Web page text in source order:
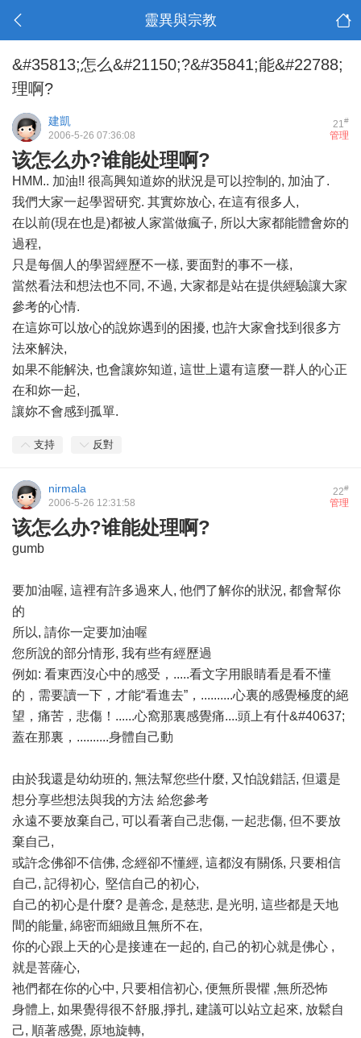
靈異與宗教
&#35813;怎么&#21150;?&#35841;能&#22788;
理啊?
21#
建凱
管理
2006-5-26 07:36:08
该怎么办?谁能处理啊?
HMM.. 加油!! 很高興知道妳的狀況是可以控制的, 加油了.
我們大家一起學習研究. 其實妳放心, 在這有很多人,
在以前(現在也是)都被人家當做瘋子, 所以大家都能體會妳的
過程,
只是每個人的學習經歷不一樣, 要面對的事不一樣,
當然看法和想法也不同, 不過, 大家都是站在提供經驗讓大家
參考的心情.
在這妳可以放心的說妳遇到的困擾, 也許大家會找到很多方
法來解決,
如果不能解決, 也會讓妳知道, 這世上還有這麼一群人的心正
在和妳一起,
讓妳不會感到孤單.
支持 反對
22#
nirmala
管理
2006-5-26 12:31:58
该怎么办?谁能处理啊?
gumb
要加油喔, 這裡有許多過來人, 他們了解你的狀況, 都會幫你
的
所以, 請你一定要加油喔
您所說的部分情形, 我有些有經歷過
例如: 看東西沒心中的感受，.....看文字用眼睛看是看不懂
的，需要讀一下，才能“看進去”，..........心裏的感覺極度的絕
望，痛苦，悲傷！......心窩那裏感覺痛....頭上有什&#40637;
蓋在那裏，..........身體自己動
由於我還是幼幼班的, 無法幫您些什麼, 又怕說錯話, 但還是
想分享些想法與我的方法 給您參考
永遠不要放棄自己, 可以看著自己悲傷, 一起悲傷, 但不要放
棄自己,
或許念佛卻不信佛, 念經卻不懂經, 這都沒有關係, 只要相信
自己, 記得初心, 堅信自己的初心,
自己的初心是什麼? 是善念, 是慈悲, 是光明, 這些都是天地
間的能量, 綿密而細緻且無所不在,
你的心跟上天的心是接連在一起的, 自己的初心就是佛心 ,
就是菩薩心,
祂們都在你的心中, 只要相信初心, 便無所畏懼 ,無所恐怖
身體上, 如果覺得很不舒服,掙扎, 建議可以站立起來, 放鬆自
己, 順著感覺, 原地旋轉,